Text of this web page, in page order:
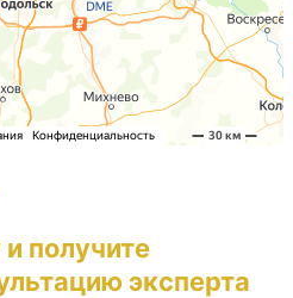
получите
эксперта